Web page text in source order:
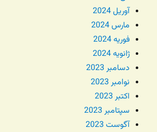
آوریل 2024
مارس 2024
فوریه 2024
ژانویه 2024
دسامبر 2023
نوامبر 2023
اکتبر 2023
سپتامبر 2023
آگوست 2023